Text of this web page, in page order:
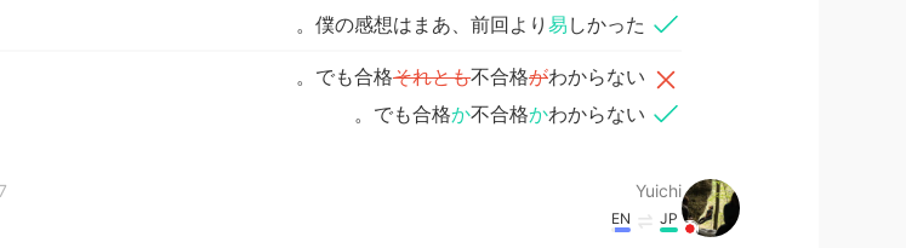
僕の感想はまあ、前回より 易 しかった。
でも合格それとも不合格がわからない。
でも合格か不合格かわからない。
Yuichi
JP
EN